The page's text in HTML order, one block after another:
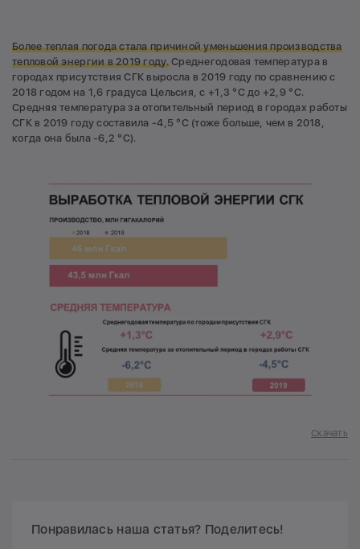
Более теплая погода стала причиной уменьшения производства
тепловой энергии в 2019 году.Среднегодовая температура в
городах присутствия СГК выросла в 2019 году по сравнению с
2018 годом на 1,6 градуса Цельсия, с +1,3 °C до +2,9 °C.
Средняя температура за отопительный период в городах работы
СГК в 2019 году составила -4,5 ­°С (тоже больше, чем в 2018,
когда она была -6,2 °C).
Скачать
Понравилась наша статья? Поделитесь!